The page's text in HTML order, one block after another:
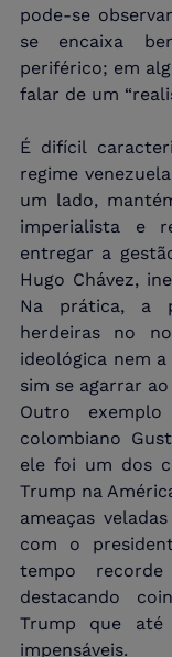
pode-se
se encaixa
periférico; em
falar de um
É difícil
regime
um lado,
imperialista e
entregar a
Hugo Chávez,
Na prática, a
herdeiras no
ideológica nem
sim se agarrar
Outro
colombiano
ele foi um dos
Trump na
ameaças
com o
tempo
destacando
Trump que até
impensáveis.